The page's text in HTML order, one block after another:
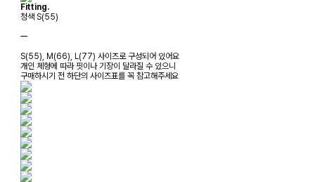
Fitting.
청색 S(55)
ㅡ
S(55), M(66), L(77) 사이즈로 구성되어 있어요
개인 체형에 따라 핏이나 기장이 달라질 수 있으니
구매하시기 전 하단의 사이즈표를 꼭 참고해주세요